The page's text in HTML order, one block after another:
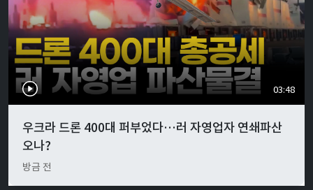
03:48
우크라 드론 400대 퍼부었다…러 자영업자 연쇄파산
오나?
방금 전